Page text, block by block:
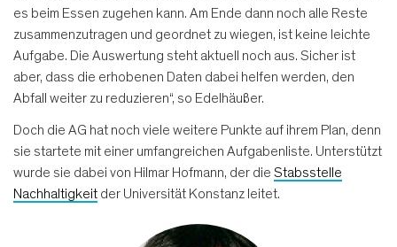
es beim Essen zugehen kann. Am Ende dann noch alle Reste
zusammenzutragen und geordnet zu wiegen, ist keine leichte
Aufgabe. Die Auswertung steht aktuell noch aus. Sicher ist
aber, dass die erhobenen Daten dabei helfen werden, den
Abfall weiter zu reduzieren“, so Edelhäußer.
Doch die AG hat noch viele weitere Punkte auf ihrem Plan, denn
sie startete mit einer umfangreichen Aufgabenliste. Unterstützt
wurde sie dabei von Hilmar Hofmann, der die Stabsstelle
Nachhaltigkeit der Universität Konstanz leitet.